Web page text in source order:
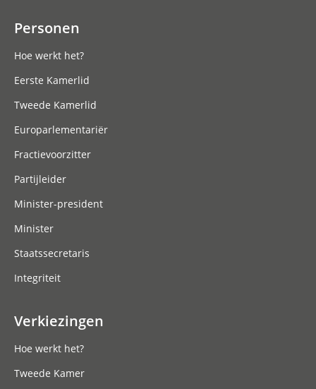
Personen
Hoe werkt het?
Eerste Kamerlid
Tweede Kamerlid
Europarlementariër
Fractievoorzitter
Partijleider
Minister-president
Minister
Staatssecretaris
Integriteit
Verkiezingen
Hoe werkt het?
Tweede Kamer